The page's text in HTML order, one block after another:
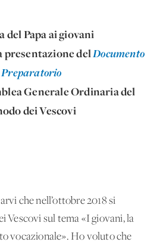
del Papa ai giovani
presentazione delDocumento
Preparatorio
Generale Ordinaria del
dei Vescovi
che nell’ottobre 2018 si
Vescovi sul tema «I giovani, la
vocazionale». Ho voluto che